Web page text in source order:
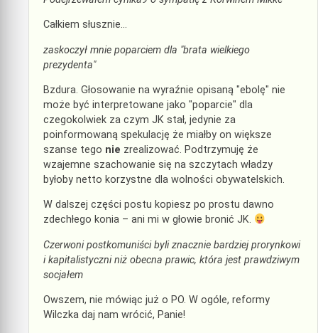
Całkiem słusznie…
zaskoczył mnie poparciem dla "brata wielkiego
prezydenta"
Bzdura. Głosowanie na wyraźnie opisaną "ebolę" nie
może być interpretowane jako "poparcie" dla
czegokolwiek za czym JK stał, jedynie za
poinformowaną spekulację że miałby on większe
szanse tego nie zrealizować. Podtrzymuję że
wzajemne szachowanie się na szczytach władzy
byłoby netto korzystne dla wolności obywatelskich.
W dalszej części postu kopiesz po prostu dawno
zdechłego konia – ani mi w głowie bronić JK.
Czerwoni postkomuniści byli znacznie bardziej prorynkowi
i kapitalistyczni niż obecna prawic, która jest prawdziwym
socjałem
Owszem, nie mówiąc już o PO. W ogóle, reformy
Wilczka daj nam wrócić, Panie!